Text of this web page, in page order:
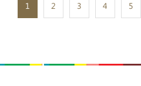
1 2 3 4 5